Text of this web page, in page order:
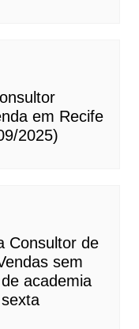
em Recife
2025)
Consultor de
sem
academia